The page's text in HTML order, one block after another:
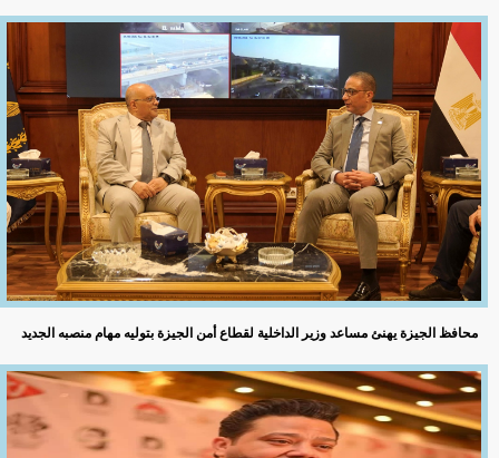
محافظ الجيزة يهنئ مساعد وزير الداخلية لقطاع أمن الجيزة بتوليه مهام منصبه الجديد